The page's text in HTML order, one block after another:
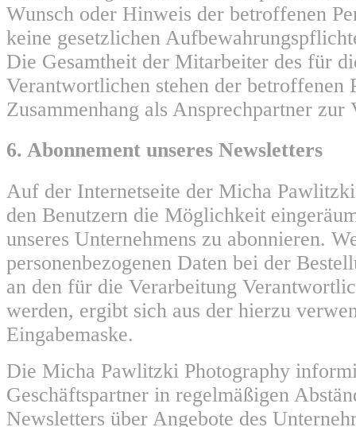
Wunsch oder Hinweis der betroffenen
keine gesetzlichen
Die Gesamtheit der Mitarbeiter des für
Verantwortlichen stehen der betroffenen
Zusammenhang als Ansprechpartner zur
6. Abonnement unseres Newsletters
Auf der Internetseite der Micha
den Benutzern die Möglichkeit
unseres Unternehmens zu abonnieren.
personenbezogenen Daten bei der
an den für die Verarbeitung
werden, ergibt sich aus der hierzu
Eingabemaske.
Die Micha Pawlitzki Photography
Geschäftspartner in regelmäßigen
Newsletters über Angebote des